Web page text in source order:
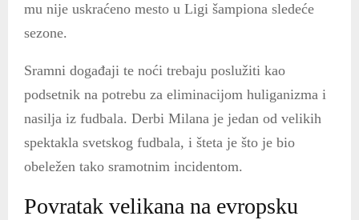
mu nije uskraćeno mesto u Ligi šampiona sledeće
sezone.
Sramni događaji te noći trebaju poslužiti kao
podsetnik na potrebu za eliminacijom huliganizma i
nasilja iz fudbala. Derbi Milana je jedan od velikih
spektakla svetskog fudbala, i šteta je što je bio
obeležen tako sramotnim incidentom.
Povratak velikana na evropsku